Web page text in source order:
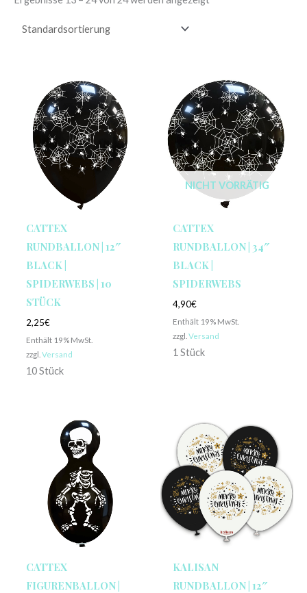
CATTEX
RUNDBALLON | 12″
BLACK |
SPIDERWEBS | 10
STÜCK
2,25€
Enthält 19% MwSt.
zzgl. Versand
10 Stück
NICHT VORRÄTIG
CATTEX
RUNDBALLON | 34″
BLACK |
SPIDERWEBS
4,90€
Enthält 19% MwSt.
zzgl. Versand
1 Stück
CATTEX
FIGURENBALLON |
KALISAN
RUNDBALLON | 12″